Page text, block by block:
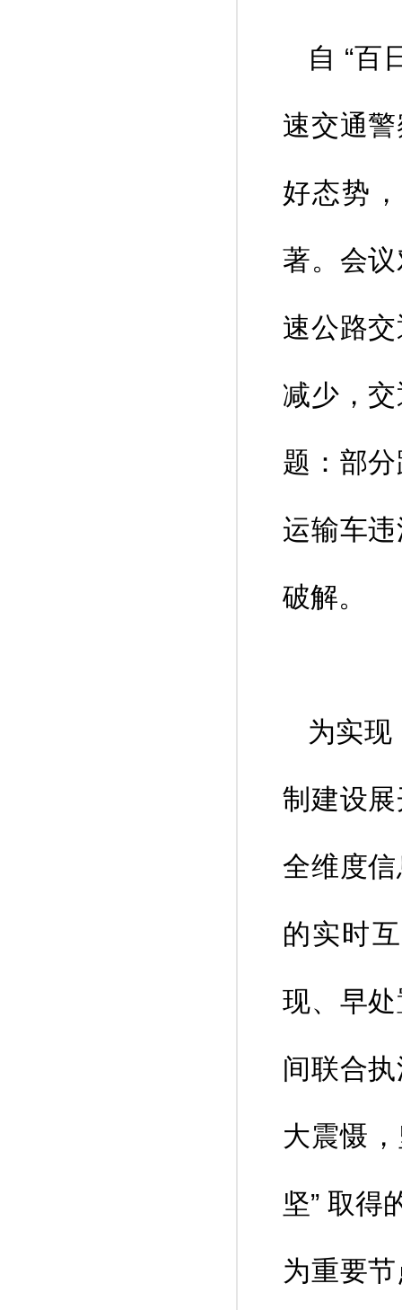
自 “百
速交通
好态势
著。会
速公路
减少，
题：部
运输车
破解。
为实现
制建设
全维度
的实时
现、早
间联合
大震慑
坚” 取得
为重要